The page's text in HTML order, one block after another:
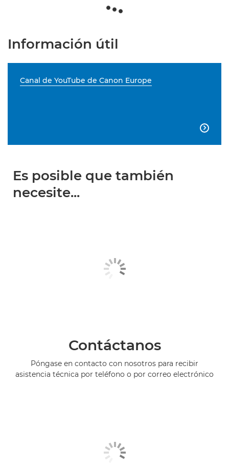
Información útil
Canal de YouTube de Canon Europe

Es posible que también
necesite...
Contáctanos
Póngase en contacto con nosotros para recibir
asistencia técnica por teléfono o por correo electrónico